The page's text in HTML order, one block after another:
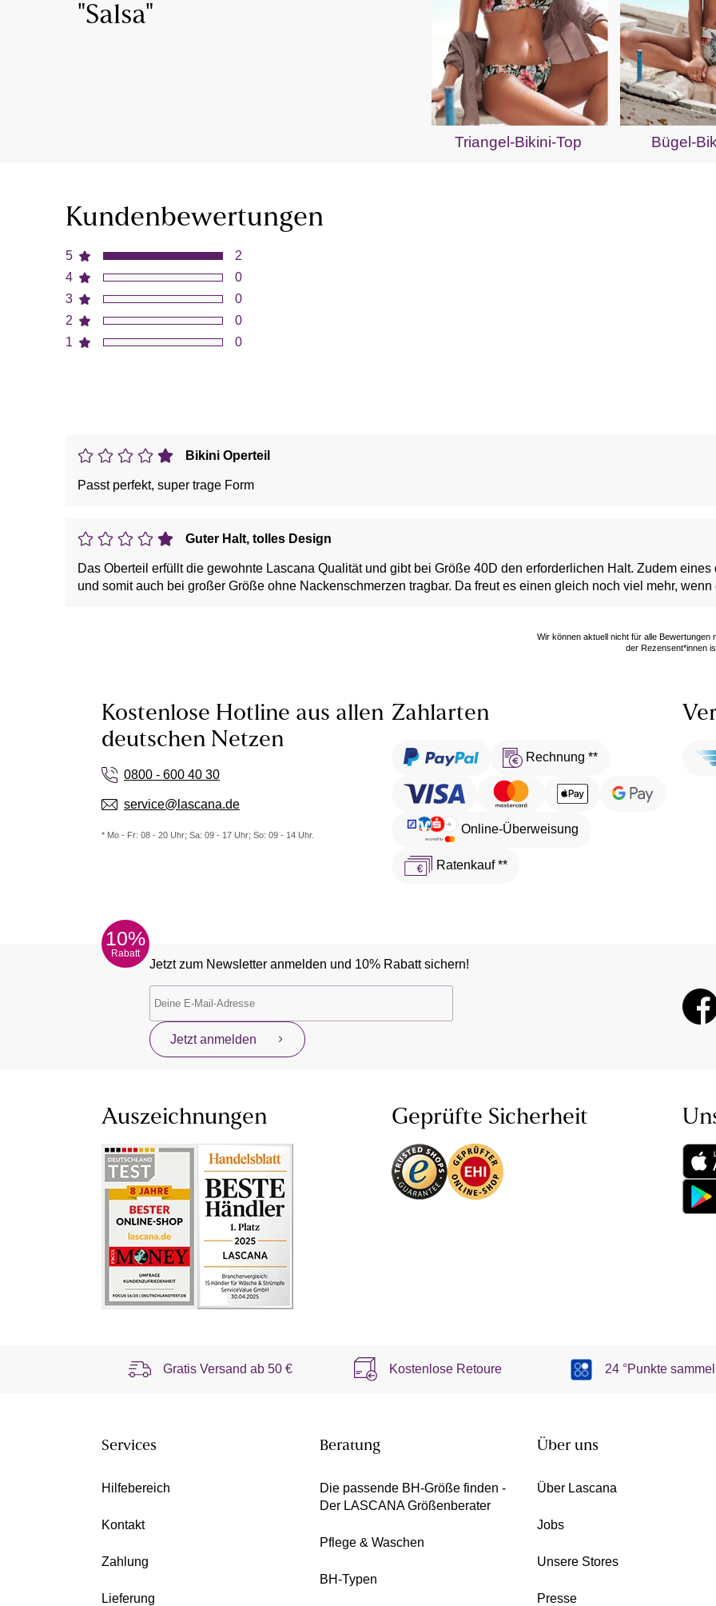
"Salsa"
Triangel-Bikini-Top Bügel-
Kundenbewertungen
5
4
3
2
1
2
0
0
0
0
Bikini Operteil
Passt perfekt, super trage Form
Guter Halt, tolles Design
Das Oberteil erfüllt die gewohnte Lascana Qualität und gibt bei Größe 40D den erforderlichen Halt. Zudem
und somit auch bei großer Größe ohne Nackenschmerzen tragbar. Da freut es einen gleich noch viel mehr,
Wir können aktuell nicht für alle
der Rezensent*innen
Kostenlose Hotline aus allen
deutschen Netzen
0800 - 600 40 30
service@lascana.de
* Mo - Fr: 08 - 20 Uhr; Sa: 09 - 17 Uhr; So: 09 - 14 Uhr.
Zahlarten
Rechnung **
Online-Überweisung
Ratenkauf **
10%
Rabatt
Jetzt zum Newsletter anmelden und 10% Rabatt sichern!
Jetzt anmelden
Auszeichnungen Geprüfte Sicherheit
Gratis Versand ab50 € Kostenlose Retoure 24 °Punkte
Services
Hilfebereich
Kontakt
Zahlung
Lieferung
Beratung
Die passende BH-Größe finden -
Der LASCANA Größenberater
Pflege & Waschen
BH-Typen
Über uns
Über Lascana
Jobs
Unsere Stores
Presse